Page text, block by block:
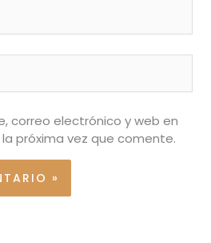
correo electrónico y web en
próxima vez que comente.